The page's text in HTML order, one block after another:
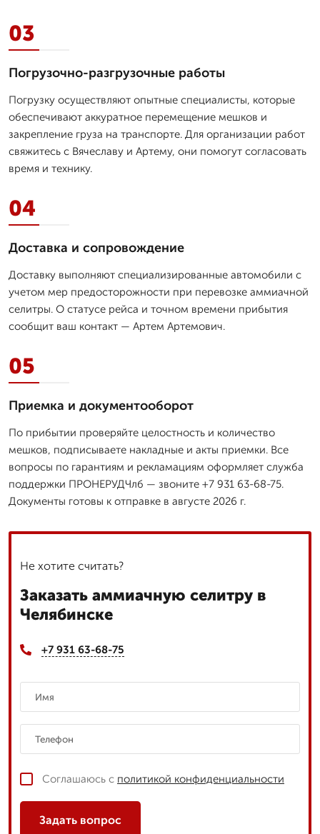
03
Погрузочно-разгрузочные работы
Погрузку осуществляют опытные специалисты, которые
обеспечивают аккуратное перемещение мешков и
закрепление груза на транспорте. Для организации работ
свяжитесь с Вячеславу и Артему, они помогут согласовать
время и технику.
04
Доставка и сопровождение
Доставку выполняют специализированные автомобили с
учетом мер предосторожности при перевозке аммиачной
селитры. О статусе рейса и точном времени прибытия
сообщит ваш контакт — Артем Артемович.
05
Приемка и документооборот
По прибытии проверяйте целостность и количество
мешков, подписываете накладные и акты приемки. Все
вопросы по гарантиям и рекламациям оформляет служба
поддержки ПРОНЕРУДЧлб — звоните +7 931 63-68-75.
Документы готовы к отправке в августе 2026 г.
Не хотите считать?
Заказать аммиачную селитру в
Челябинске
+7 931 63-68-75
Соглашаюсь с политикой конфиденциальности
Задать вопрос